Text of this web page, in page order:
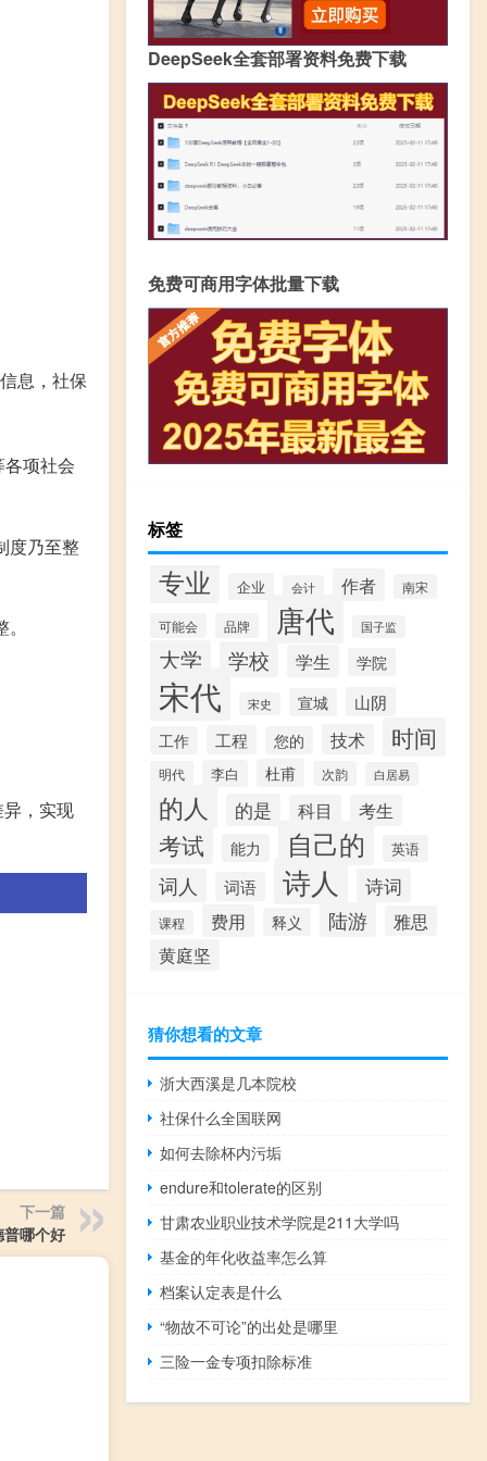
息，社保
项社会
度乃至整
，实现
下一篇
哪个好
DeepSeek全套部署资料免费下载
免费可商用字体批量下载
标签
专业 企业 会计 作者 南宋
可能会 品牌 唐代 国子监
大学 学校 学生 学院
宋代 宋史 宣城 山阴
工作 工程 您的 技术 时间
明代 李白 杜甫 次韵 白居易
的人 的是 科目 考生
考试 能力 自己的 英语
词人 词语 诗人 诗词
课程 费用 释义 陆游 雅思
黄庭坚
猜你想看的文章
浙大西溪是几本院校
社保什么全国联网
如何去除杯内污垢
endure和tolerate的区别
甘肃农业职业技术学院是211大学吗
基金的年化收益率怎么算
档案认定表是什么
“物故不可论”的出处是哪里
三险一金专项扣除标准